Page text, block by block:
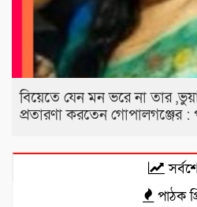
বিয়েতে যেন মন ভরে না তার
প্রতারণা করতেন গোপালগঞ্জের
পাঠক